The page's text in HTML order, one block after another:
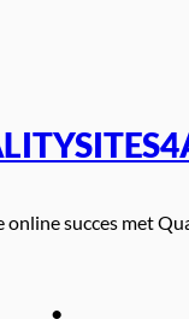
online succes met